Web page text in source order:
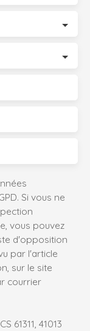
Si vous ne
vous pouvez
d'opposition
par l'article
sur le site
courrier
61311, 41013